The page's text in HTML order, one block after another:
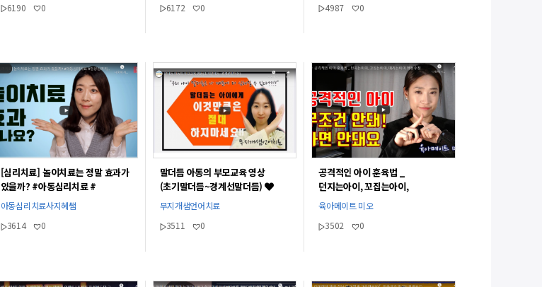
6190
0
6172
0
4987
0
[심리치료] 놀이치료는 정말 효과가
있을까? #아동심리치료 #
임상심리치료사 #아동심리학과 #
자격증#아동심리상담 #지혜쌤
아동심리치료사지혜쌤
3614
0
말더듬 아동의 부모교육 영상
(초기말더듬~경계선말더듬)
무지개샘언어치료
3511
0
공격적인 아이 훈육법 _
던지는아이, 꼬집는아이,
때리는아이 행동수정
육아메이트 미오
3502
0